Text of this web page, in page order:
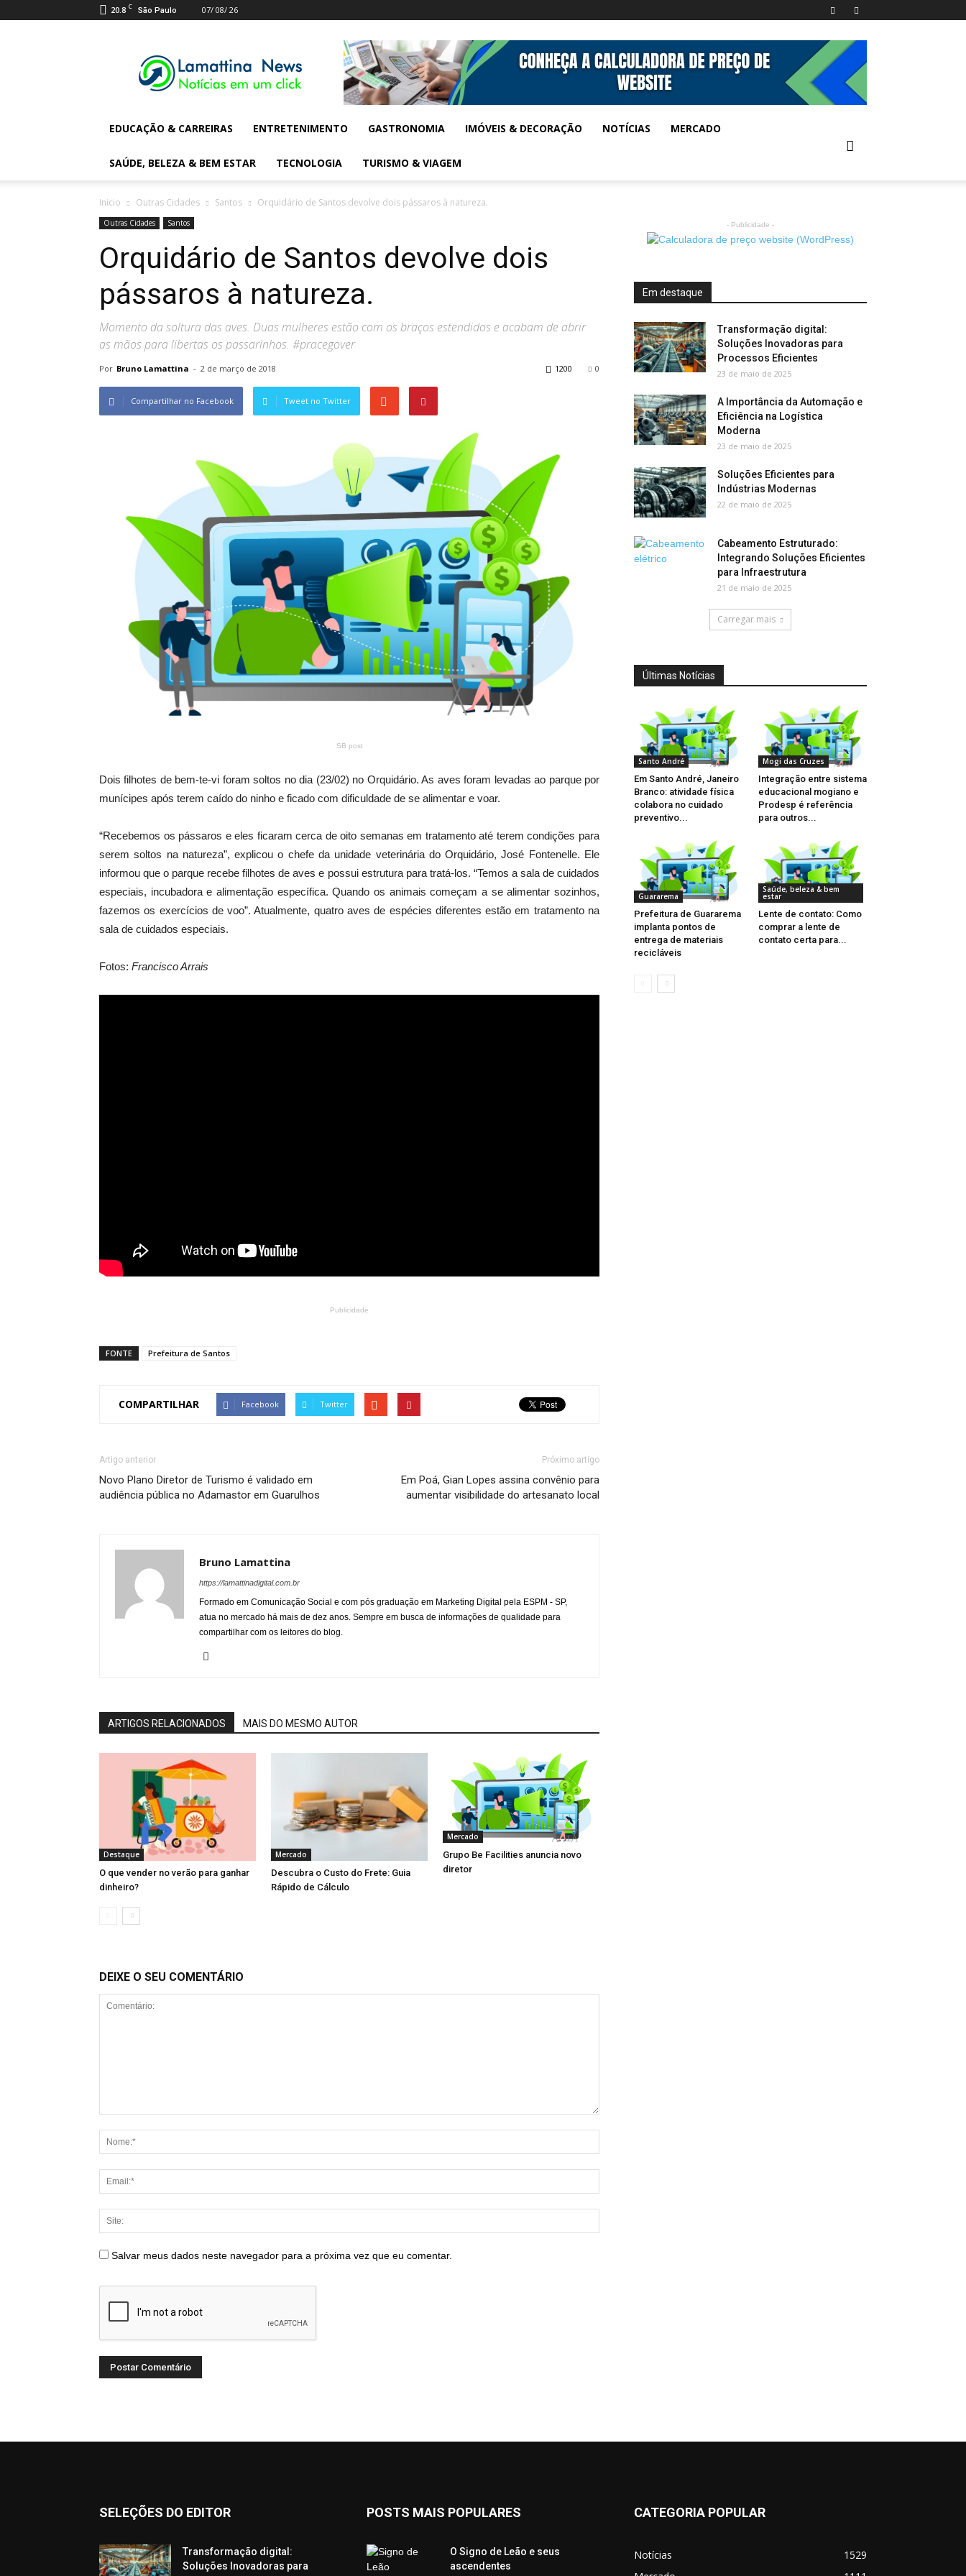
20.8 C São Paulo 07/ 08/ 26
Digital
News
EDUCAÇÃO & CARREIRAS ENTRETENIMENTO GASTRONOMIA IMÓVEIS & DECORAÇÃO NOTÍCIAS MERCADO
SAÚDE, BELEZA & BEM ESTAR TECNOLOGIA TURISMO & VIAGEM
Inicio Outras Cidades Santos Orquidário de Santos devolve dois pássaros à natureza.
Outras Cidades Santos
Orquidário de Santos devolve dois
pássaros à natureza.
Momento da soltura das aves. Duas mulheres estão com os braços estendidos e acabam de abrir
as mãos para libertas os passarinhos. #pracegover
Por Bruno Lamattina - 2 de março de 2018 0
1200
Compartilhar no Facebook Tweet no Twitter
SB post
Dois filhotes de bem-te-vi foram soltos no dia (23/02) no Orquidário. As aves foram levadas ao parque por
munícipes após terem caído do ninho e ficado com dificuldade de se alimentar e voar.
“Recebemos os pássaros e eles ficaram cerca de oito semanas em tratamento até terem condições para
serem soltos na natureza”, explicou o chefe da unidade veterinária do Orquidário, José Fontenelle. Ele
informou que o parque recebe filhotes de aves e possui estrutura para tratá-los. “Temos a sala de cuidados
especiais, incubadora e alimentação específica. Quando os animais começam a se alimentar sozinhos,
fazemos os exercícios de voo”. Atualmente, quatro aves de espécies diferentes estão em tratamento na
sala de cuidados especiais.
Fotos: Francisco Arrais
Publicidade
FONTE Prefeitura de Santos
COMPARTILHAR Facebook Twitter
Artigo anterior
Novo Plano Diretor de Turismo é validado em
audiência pública no Adamastor em Guarulhos
Próximo artigo
Em Poá, Gian Lopes assina convênio para
aumentar visibilidade do artesanato local
Bruno Lamattina
https://lamattinadigital.com.br
Formado em Comunicação Social e com pós graduação em Marketing Digital pela ESPM - SP,
atua no mercado há mais de dez anos. Sempre em busca de informações de qualidade para
compartilhar com os leitores do blog.
ARTIGOS RELACIONADOS MAIS DO MESMO AUTOR
Destaque
O que vender no verão para ganhar
dinheiro?
Mercado
Descubra o Custo do Frete: Guia
Rápido de Cálculo
Mercado
Grupo Be Facilities anuncia novo
diretor
DEIXE O SEU COMENTÁRIO
Salvar meus dados neste navegador para a próxima vez que eu comentar.
- Publicidade -
Em destaque
Transformação digital:
Soluções Inovadoras para
Processos Eficientes
23 de maio de 2025
A Importância da Automação e
Eficiência na Logística
Moderna
23 de maio de 2025
Soluções Eficientes para
Indústrias Modernas
22 de maio de 2025
Cabeamento Estruturado:
Integrando Soluções Eficientes
para Infraestrutura
21 de maio de 2025
Carregar mais
Últimas Notícias
Santo André
Em Santo André, Janeiro
Branco: atividade física
colabora no cuidado
preventivo...
Mogi das Cruzes
Integração entre sistema
educacional mogiano e
Prodesp é referência
para outros...
Guararema
Prefeitura de Guararema
implanta pontos de
entrega de materiais
recicláveis
Saúde, beleza & bem
estar
Lente de contato: Como
comprar a lente de
contato certa para...
SELEÇÕES DO EDITOR
Transformação digital:
Soluções Inovadoras para
POSTS MAIS POPULARES
O Signo de Leão e seus
ascendentes
CATEGORIA POPULAR
Notícias
1529